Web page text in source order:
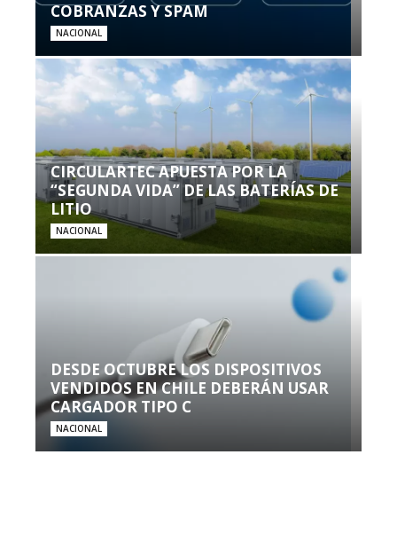
COBRANZAS Y SPAM
NACIONAL
CIRCULARTEC APUESTA POR LA
“SEGUNDA VIDA” DE LAS BATERÍAS DE
LITIO
NACIONAL
DESDE OCTUBRE LOS DISPOSITIVOS
VENDIDOS EN CHILE DEBERÁN USAR
CARGADOR TIPO C
NACIONAL